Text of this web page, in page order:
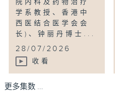
院内科及药物治疗
学系教授、香港中
西医结合医学会会
长)、钟丽丹博士...
28/07/2026
收看
更多集数 ...